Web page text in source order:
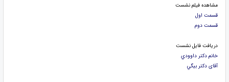
مشاهده فیلم نشست
قسمت اول
قسمت دوم
دریافت فایل نشست
خانم دکتر داوودي
آقای دکتر بيگي